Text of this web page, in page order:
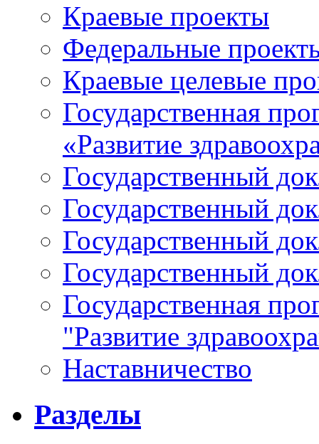
Краевые проекты
Федеральные
Краевые целевые
Государственная
«Развитие
Государственный
Государственный
Государственный
Государственный
Государственная
"Развитие
Наставничество
Разделы